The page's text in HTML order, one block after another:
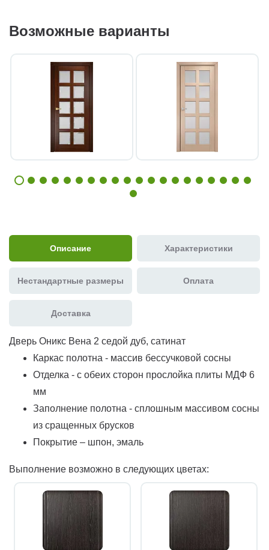
Возможные варианты
Описание Характеристики
Нестандартные размеры Оплата
Доставка
Дверь Оникс Вена 2 седой дуб, сатинат
Каркас полотна - массив бессучковой сосны
Отделка - с обеих сторон прослойка плиты МДФ 6
мм
Заполнение полотна - сплошным массивом сосны
из сращенных брусков
Покрытие – шпон, эмаль
Выполнение возможно в следующих цветах: